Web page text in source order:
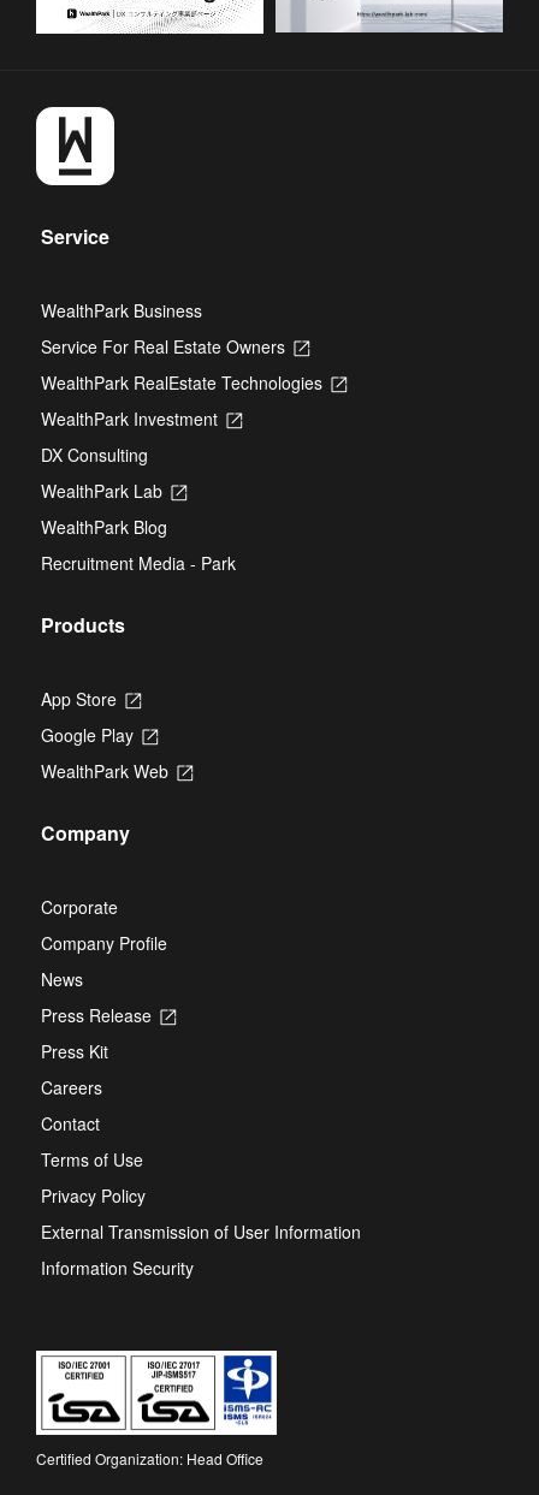
Service
WealthPark Business
Service For Real Estate Owners
Opens
a
WealthPark RealEstate Technologies
Opens
WealthPark Investment
Opens
DX Consulting
WealthPark Lab
Opens
new
tab
WealthPark Blog
Recruitment Media - Park
Products
App Store
Opens
a
new
tab
Google Play
Opens
a
WealthPark Web
Opens
Company
Corporate
Company Profile
News
Press Release
Opens
Press Kit
Careers
Contact
Terms of Use
Privacy Policy
External Transmission of User Information
Information Security
Certified Organization: Head Office